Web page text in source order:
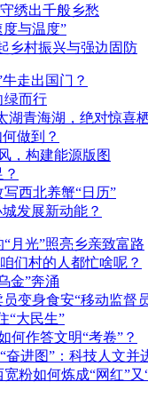
绣出千般乡愁
与温度”
乡村振兴与强边固防
走出国门？
绿而行
湖青海湖，绝对惊喜
做到？
，构建能源版图
西北养蟹“日历”
发展新动能？
月光”照亮乡亲致富路
们村的人都忙啥呢？
金”奔涌
变身食安“移动监督
“大民生”
何作答文明“考卷”？
奋进图”：科技人文并
粉如何炼成“网红”又